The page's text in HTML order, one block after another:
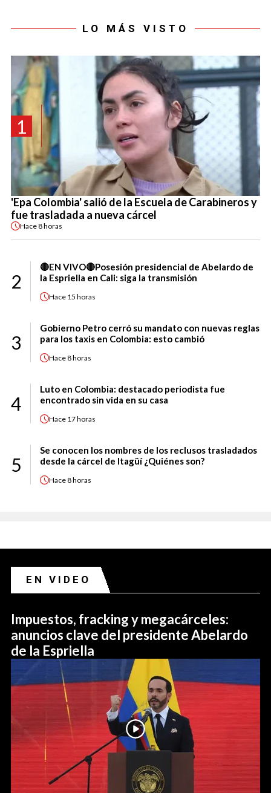
LO MÁS VISTO
1
'Epa Colombia' salió de la Escuela de Carabineros y
fue trasladada a nueva cárcel
Hace8 horas
2
🔴EN VIVO🔴Posesión presidencial de Abelardo de
la Espriella en Cali: siga la transmisión
Hace 15 horas
3
Gobierno Petro cerró su mandato con nuevas reglas
para los taxis en Colombia: esto cambió
Hace8 horas
4
Luto en Colombia: destacado periodista fue
encontrado sin vida en su casa
Hace 17 horas
5
Se conocen los nombres de los reclusos trasladados
desde la cárcel de Itagüí ¿Quiénes son?
Hace8 horas
EN VIDEO
Impuestos, fracking y megacárceles:
anuncios clave del presidente Abelardo
de la Espriella